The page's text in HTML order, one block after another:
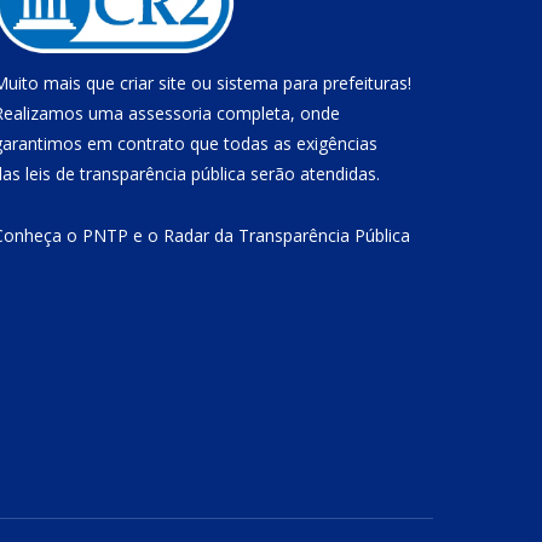
mais que criar site ou sistema para prefeituras!
uma assessoria completa, onde
em contrato que todas as exigências
leis de transparência pública serão atendidas.
o PNTP e o Radar da Transparência Pública